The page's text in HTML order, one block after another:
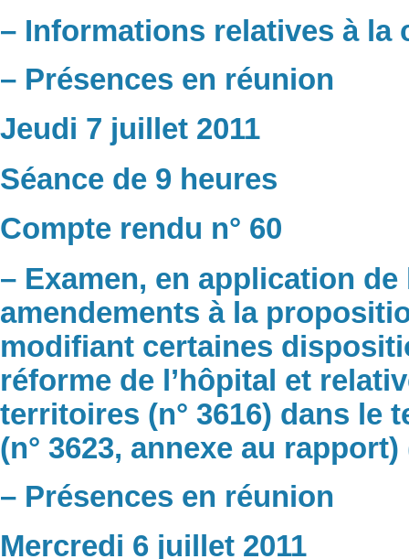
– Informations relatives à la
– Présences en réunion
Jeudi 7 juillet 2011
Séance de 9 heures
Compte rendu n° 60
– Examen, en application
amendements à la
modifiant certaines
réforme de l’hôpital et
territoires (n° 3616) dans le
(n° 3623, annexe au
– Présences en réunion
Mercredi 6 juillet 2011